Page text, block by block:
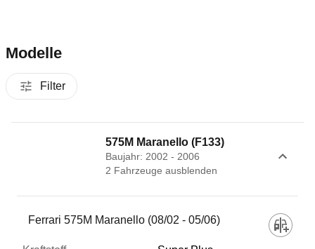
Modelle
Filter
575M Maranello (F133)
Baujahr: 2002 - 2006
2 Fahrzeuge ausblenden
Fahrzeug
Ferrari 575M Maranello (08/02 - 05/06)